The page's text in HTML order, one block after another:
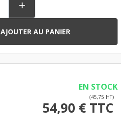

AJOUTER AU PANIER
EN STOCK
(45,75 HT)
54,90 € TTC